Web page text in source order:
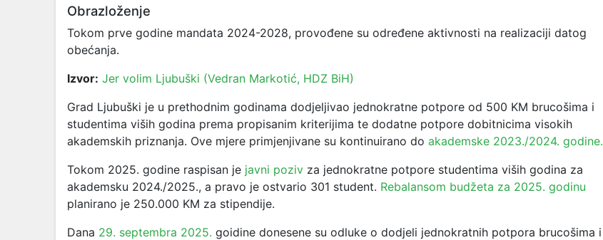
Obrazloženje
Tokom prve godine mandata 2024-2028, provođene su određene aktivnosti na realizaciji datog
obećanja.
Izvor: Jer volim Ljubuški (Vedran Markotić, HDZ BiH)
Grad Ljubuški je u prethodnim godinama dodjeljivao jednokratne potpore od 500 KM brucošima i
studentima viših godina prema propisanim kriterijima te dodatne potpore dobitnicima visokih
akademskih priznanja. Ove mjere primjenjivane su kontinuirano do akademske 2023./2024. godine.
Tokom 2025. godine raspisan je javni poziv za jednokratne potpore studentima viših godina za
akademsku 2024./2025., a pravo je ostvario 301 student. Rebalansom budžeta za 2025. godinu
planirano je 250.000 KM za stipendije.
Dana 29. septembra 2025. goidine donesene su odluke o dodjeli jednokratnih potpora brucošima i